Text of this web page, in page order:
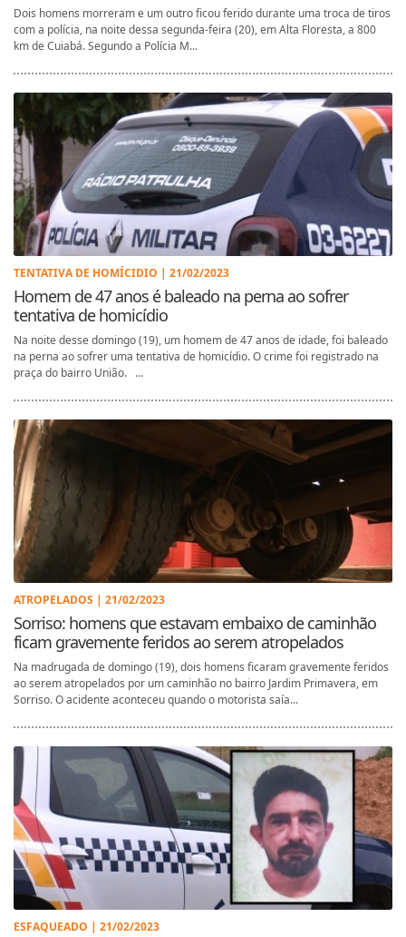
Dois homens morreram e um outro ficou ferido durante uma troca de tiros
com a polícia, na noite dessa segunda-feira (20), em Alta Floresta, a 800
km de Cuiabá. Segundo a Polícia M...
TENTATIVA DE HOMÍCIDIO | 21/02/2023
Homem de 47 anos é baleado na perna ao sofrer
tentativa de homicídio
Na noite desse domingo (19), um homem de 47 anos de idade, foi baleado
na perna ao sofrer uma tentativa de homicídio. O crime foi registrado na
praça do bairro União. ...
ATROPELADOS | 21/02/2023
Sorriso: homens que estavam embaixo de caminhão
ficam gravemente feridos ao serem atropelados
Na madrugada de domingo (19), dois homens ficaram gravemente feridos
ao serem atropelados por um caminhão no bairro Jardim Primavera, em
Sorriso. O acidente aconteceu quando o motorista saía...
ESFAQUEADO | 21/02/2023